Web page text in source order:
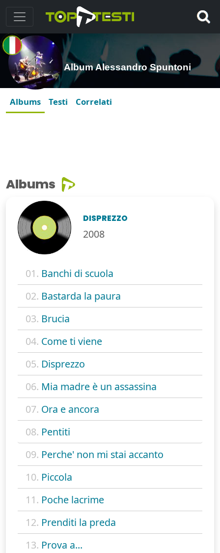
Album Alessandro Spuntoni
Albums Testi Correlati
Albums
DISPREZZO
2008
01. Banchi di scuola
02. Bastarda la paura
03. Brucia
04. Come ti viene
05. Disprezzo
06. Mia madre è un assassina
07. Ora e ancora
08. Pentiti
09. Perche' non mi stai accanto
10. Piccola
11. Poche lacrime
12. Prenditi la preda
13. Prova a...